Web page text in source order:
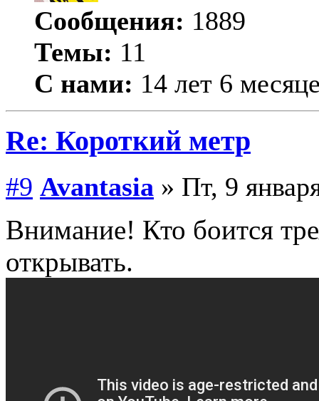
Сообщения: 1889
Темы: 11
С нами: 14 лет 6
Re: Короткий метр
#9 Avantasia » Пт, 9
Внимание! Кто боится
открывать.